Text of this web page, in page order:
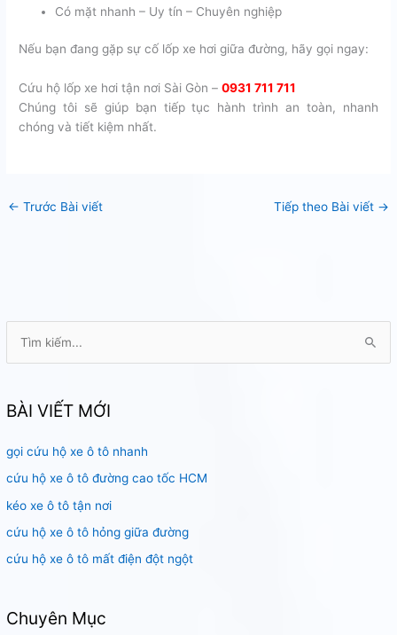
k
ế
m
:
BÀI VIẾT MỚI
gọi cứu hộ xe ô tô nhanh
cứu hộ xe ô tô đường cao tốc HCM
kéo xe ô tô tận nơi
cứu hộ xe ô tô hỏng giữa đường
cứu hộ xe ô tô mất điện đột ngột
Chuyên Mục
Có mặt nhanh – Uy tín – Chuyên nghiệp
Nếu bạn đang gặp sự cố lốp xe hơi giữa đường, hãy gọi ngay:
Cứu hộ lốp xe hơi tận nơi Sài Gòn –0931 711 711
Chúng tôi sẽ giúp bạn tiếp tục hành trình an toàn, nhanh
chóng và tiết kiệm nhất.
← Trước Bài viết Tiếp theo Bài viết →